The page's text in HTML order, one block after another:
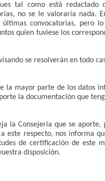
tal como está redactado
no se le valoraría nada.
convocatorias, pero
quien tuviese los
se resolverán en todo
la mayor parte de los datos
la documentación que
la Consejería que se aporte,
este respecto, nos informa
de certificación de este
disposición.